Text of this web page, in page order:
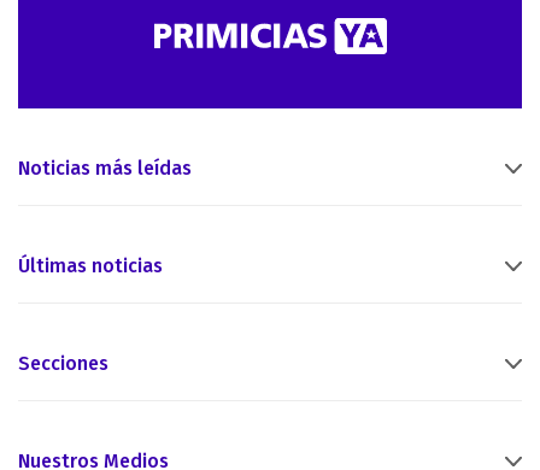
Noticias más leídas
Últimas noticias
Secciones
Nuestros Medios